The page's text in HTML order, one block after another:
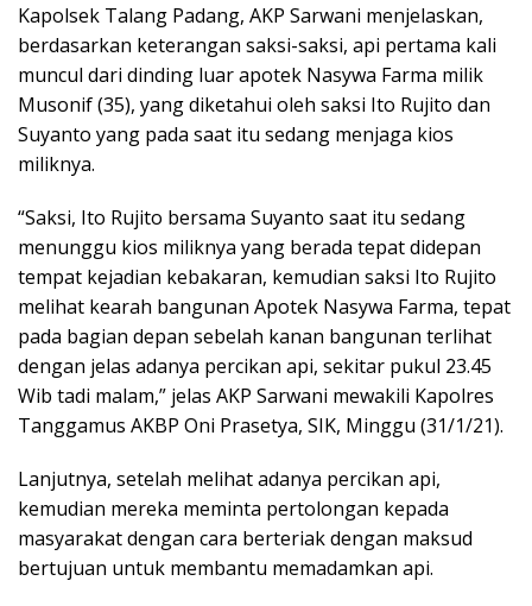
Kapolsek Talang Padang, AKP Sarwani menjelaskan,
berdasarkan keterangan saksi-saksi, api pertama kali
muncul dari dinding luar apotek Nasywa Farma milik
Musonif (35), yang diketahui oleh saksi Ito Rujito dan
Suyanto yang pada saat itu sedang menjaga kios
miliknya.
“Saksi, Ito Rujito bersama Suyanto saat itu sedang
menunggu kios miliknya yang berada tepat didepan
tempat kejadian kebakaran, kemudian saksi Ito Rujito
melihat kearah bangunan Apotek Nasywa Farma, tepat
pada bagian depan sebelah kanan bangunan terlihat
dengan jelas adanya percikan api, sekitar pukul 23.45
Wib tadi malam,” jelas AKP Sarwani mewakili Kapolres
Tanggamus AKBP Oni Prasetya, SIK, Minggu (31/1/21).
Lanjutnya, setelah melihat adanya percikan api,
kemudian mereka meminta pertolongan kepada
masyarakat dengan cara berteriak dengan maksud
bertujuan untuk membantu memadamkan api.